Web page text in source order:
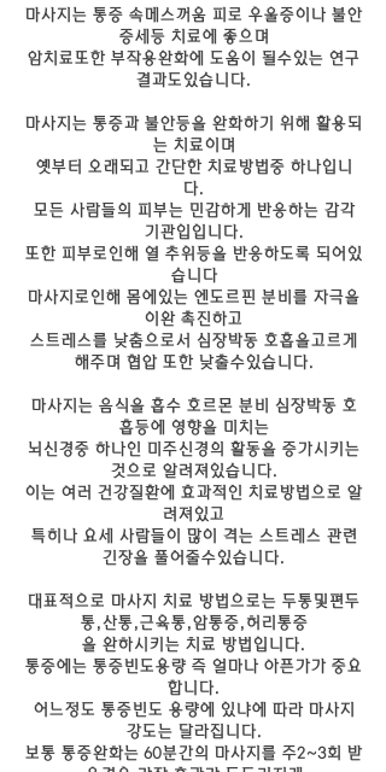
마사지는 통증 속메스꺼움 피로 우울증이나 불안
증세등 치료에 좋으며
암치료또한 부작용완화에 도움이 될수있는 연구
결과도있습니다.
마사지는 통증과 불안등을 완화하기 위해 활용되
는 치료이며
옛부터 오래되고 간단한 치료방법중 하나입니
다.
모든 사람들의 피부는 민감하게 반응하는 감각
기관입입니다.
또한 피부로인해 열 추위등을 반응하도록 되어있
습니다
마사지로인해 몸에있는 엔도르핀 분비를 자극을
이완 촉진하고
스트레스를 낮춤으로서 심장박동 호흡을고르게
해주며 협압 또한 낮출수있습니다.
마사지는 음식을 흡수 호르몬 분비 심장박동 호
흡등에 영향을 미치는
뇌신경중 하나인 미주신경의 활동을 증가시키는
것으로 알려져있습니다.
이는 여러 건강질환에 효과적인 치료방법으로 알
려져있고
특히나 요세 사람들이 많이 격는 스트레스 관련
긴장을 풀어줄수있습니다.
대표적으로 마사지 치료 방법으로는 두통및편두
통,산통,근육통,암통증,허리통증
을 완하시키는 치료 방법입니다.
통증에는 통증빈도용량 즉 얼마나 아픈가가 중요
합니다.
어느정도 통증빈도 용량에 있냐에 따라 마사지
강도는 달라집니다.
보통 통증완화는 60분간의 마사지를 주2~3회 받